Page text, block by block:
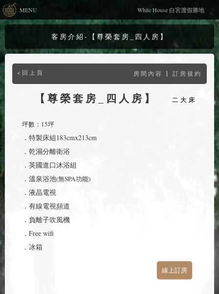
客房介紹-【尊榮套房_四人房】
<回上頁 房間內容 | 訂房規約
【尊榮套房_四人房】 二大床
坪數：15坪
．特製床組183cmx213cm
．乾濕分離衛浴
．英國進口沐浴組
．溫泉浴池(無SPA功能)
．液晶電視
．有線電視頻道
．負離子吹風機
．Free wifi
．冰箱
線上訂房
MENU White House 白宮渡假勝地